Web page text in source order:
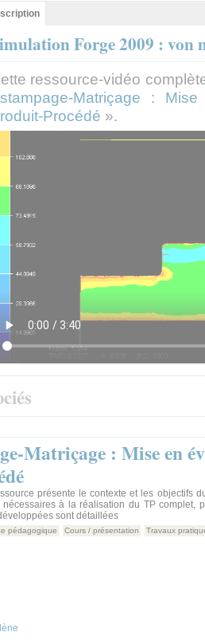
principal
actif)
Forge 2009 : von
ressource-vidéo
Matriçage :
Procédé ».
Matriçage : Mise en
présente le contexte et les objectifs
nécessaires à la réalisation du TP complet,
sont détaillées
pédagogique Cours / présentation Travaux